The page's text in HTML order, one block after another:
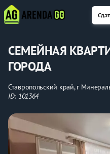
СЕМЕЙНАЯ
ГОРОДА
Ставропольский край, г
ID: 101364